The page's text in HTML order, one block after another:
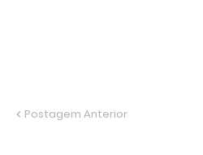
Postagem Anterior